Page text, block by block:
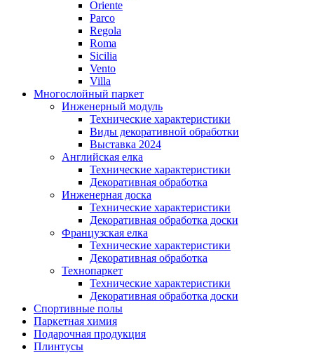
Oriente
Parco
Regola
Roma
Sicilia
Vento
Villa
Многослойный паркет
Инженерный модуль
Технические характеристики
Виды декоративной обработки
Выставка 2024
Английская елка
Технические характеристики
Декоративная обработка
Инженерная доска
Технические характеристики
Декоративная обработка доски
Французская елка
Технические характеристики
Декоративная обработка
Технопаркет
Технические характеристики
Декоративная обработка доски
Спортивные полы
Паркетная химия
Подарочная продукция
Плинтусы